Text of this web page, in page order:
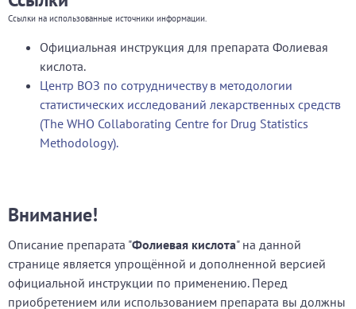
Ссылки на использованные источники информации.
Официальная инструкция для препарата Фолиевая
кислота.
Центр ВОЗ по сотрудничеству в методологии
статистических исследований лекарственных средств
(The WHO Collaborating Centre for Drug Statistics
Methodology).
Внимание!
Описание препарата "Фолиевая кислота" на данной
странице является упрощённой и дополненной версией
официальной инструкции по применению. Перед
приобретением или использованием препарата вы должны